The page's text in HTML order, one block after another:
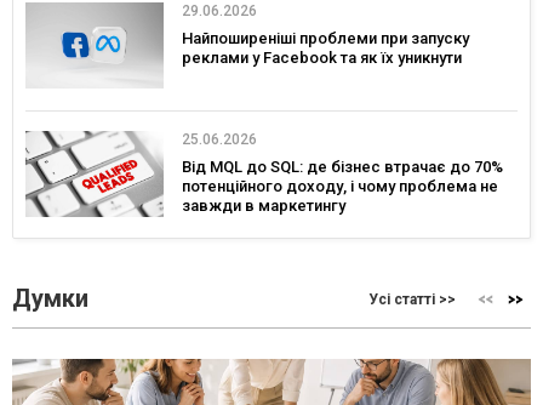
29.06.2026
Найпоширеніші проблеми при запуску
реклами у Facebook та як їх уникнути
25.06.2026
Від MQL до SQL: де бізнес втрачає до 70%
потенційного доходу, і чому проблема не
завжди в маркетингу
Думки Усі статті >>